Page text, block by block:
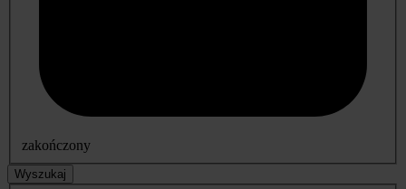
zakończony
Wyszukaj